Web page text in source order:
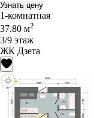
Узнать цену
1-комнатная
37.80 м2
3/9 этаж
ЖК Дзета